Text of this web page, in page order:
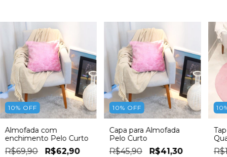
10% OFF
Almofada com
enchimento Pelo Curto
R$69,90 R$62,90
10% OFF
Capa para Almofada
Pelo Curto
R$45,90 R$41,30
10